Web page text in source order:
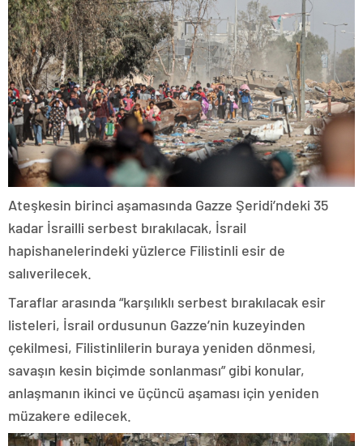
Ateşkesin birinci aşamasında Gazze Şeridi’ndeki 35
kadar İsrailli serbest bırakılacak, İsrail
hapishanelerindeki yüzlerce Filistinli esir de
salıverilecek.
Taraflar arasında “karşılıklı serbest bırakılacak esir
listeleri, İsrail ordusunun Gazze’nin kuzeyinden
çekilmesi, Filistinlilerin buraya yeniden dönmesi,
savaşın kesin biçimde sonlanması” gibi konular,
anlaşmanın ikinci ve üçüncü aşaması için yeniden
müzakere edilecek.